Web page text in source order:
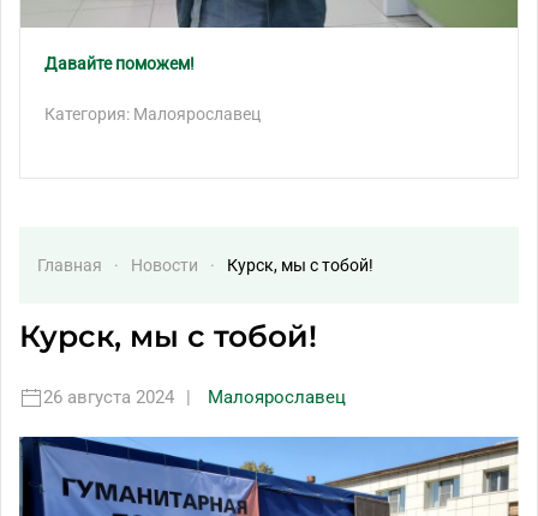
Давайте поможем!
Категория: Малоярославец
Главная Новости Курск, мы с тобой!
Курск, мы с тобой!
26 августа 2024 Малоярославец